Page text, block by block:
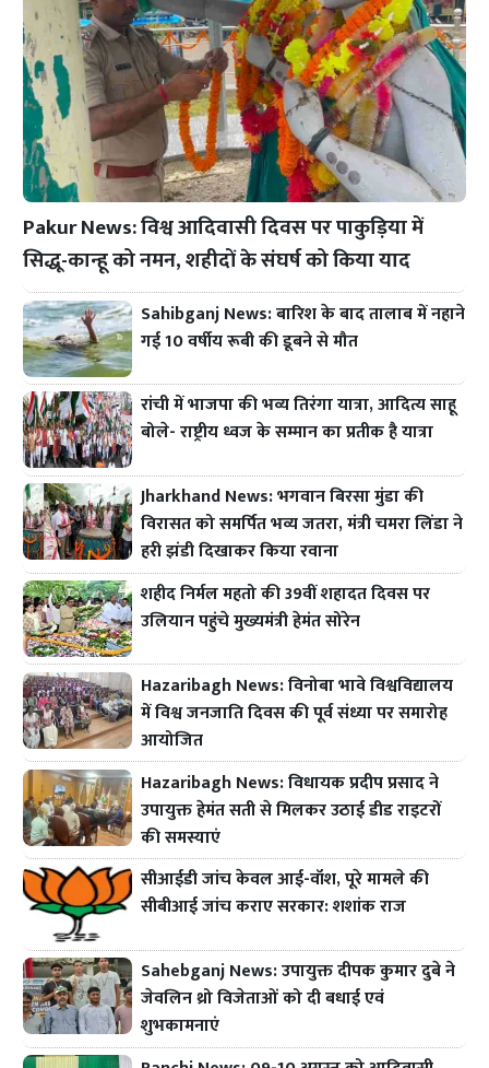
Pakur News: विश्व आदिवासी दिवस पर पाकुड़िया में
सिद्धू-कान्हू को नमन, शहीदों के संघर्ष को किया याद
Sahibganj News: बारिश के बाद तालाब में नहाने
गई 10 वर्षीय रूबी की डूबने से मौत
रांची में भाजपा की भव्य तिरंगा यात्रा, आदित्य साहू
बोले- राष्ट्रीय ध्वज के सम्मान का प्रतीक है यात्रा
Jharkhand News: भगवान बिरसा मुंडा की
विरासत को समर्पित भव्य जतरा, मंत्री चमरा लिंडा ने
हरी झंडी दिखाकर किया रवाना
शहीद निर्मल महतो की 39वीं शहादत दिवस पर
उलियान पहुंचे मुख्यमंत्री हेमंत सोरेन
Hazaribagh News: विनोबा भावे विश्वविद्यालय
में विश्व जनजाति दिवस की पूर्व संध्या पर समारोह
आयोजित
Hazaribagh News: विधायक प्रदीप प्रसाद ने
उपायुक्त हेमंत सती से मिलकर उठाई डीड राइटरों
की समस्याएं
सीआईडी जांच केवल आई-वॉश, पूरे मामले की
सीबीआई जांच कराए सरकार: शशांक राज
Sahebganj News: उपायुक्त दीपक कुमार दुबे ने
जेवलिन थ्रो विजेताओं को दी बधाई एवं
शुभकामनाएं